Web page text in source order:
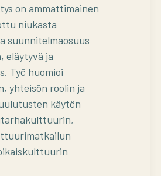
on ammattimainen
niukasta
suunnitelmaosuus
eläytyvä ja
Työ huomioi
yhteisön roolin ja
käytön